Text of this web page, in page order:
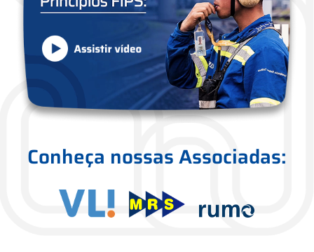
Conheça nossas Associadas: